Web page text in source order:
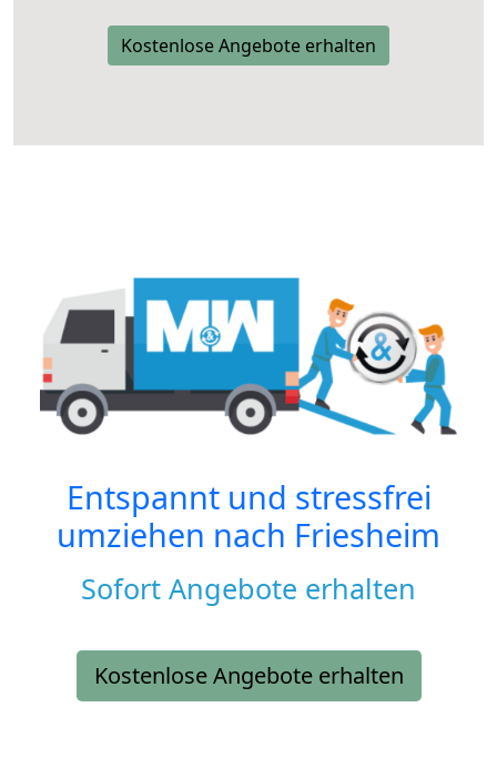
Kostenlose Angebote erhalten
Entspannt und stressfrei
umziehen nach Friesheim
Sofort Angebote erhalten
Kostenlose Angebote erhalten